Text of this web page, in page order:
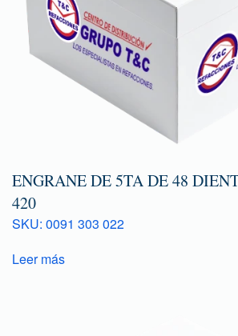
ENGRANE DE 5TA DE 48
420
SKU: 0091 303 022
Leer más